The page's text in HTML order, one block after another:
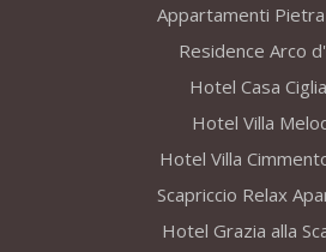
Appartamenti
Residence Arco
Hotel Casa
Hotel Villa
Hotel Villa
Scapriccio Relax
Hotel Grazia alla